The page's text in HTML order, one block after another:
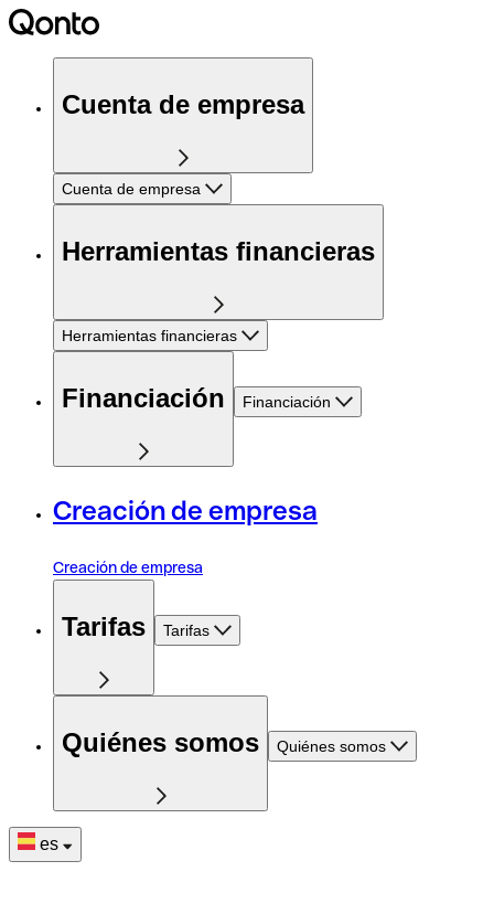
Cuenta de empresa
Cuenta de empresa
Herramientas financieras
Herramientas financieras
Financiación Financiación
Creación de empresa
Creación de empresa
Tarifas Tarifas
Quiénes somos Quiénes somos
es